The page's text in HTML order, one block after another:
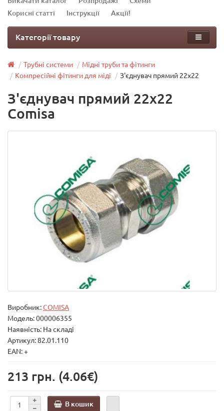
Корисні статті
Інструкції Акції!
Категорії товару
Трубні системи
Мідні труби та фітинги
Компресійні фітинги для міді
З'єднувач прямий 22х22
З'єднувач прямий 22х22
Comisa
Виробник:COMISA
Модель:000006355
Наявність: На складі
Артикул: 82.01.110
EAN: +
213 грн. (4.06€)
В кошик